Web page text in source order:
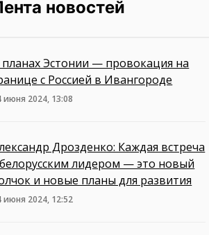
новостей
Эстонии — провокация на
с Россией в Ивангороде
июня 2024, 13:08
Дрозденко: Каждая встреча
лидером — это новый
и новые планы для развития
июня 2024, 12:52